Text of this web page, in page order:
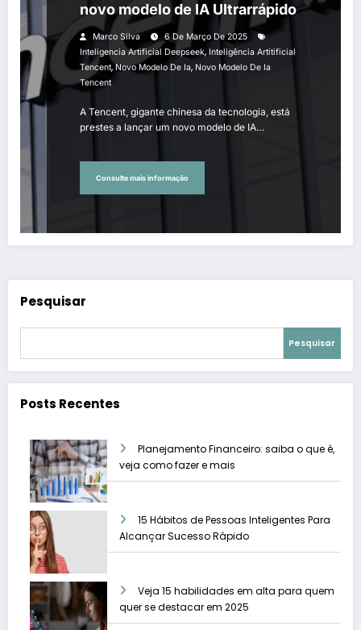
novo modelo de IA Ultrarrápido
Marco Silva
6 De Março De 2025
Inteligencia Artificial Deepseek, Inteligência Artitificial
Tencent,Novo Modelo De Ia, Novo Modelo De Ia
Tencent
A Tencent, gigante chinesa da tecnologia, está
prestes a lançar um novo modelo de IA…
Consulte mais informação
Pesquisar
Pesquisar
Posts Recentes
Planejamento Financeiro: saiba o que é,
veja como fazer e mais
15 Hábitos de Pessoas Inteligentes Para
Alcançar Sucesso Rápido
Veja 15 habilidades em alta para quem
quer se destacar em 2025